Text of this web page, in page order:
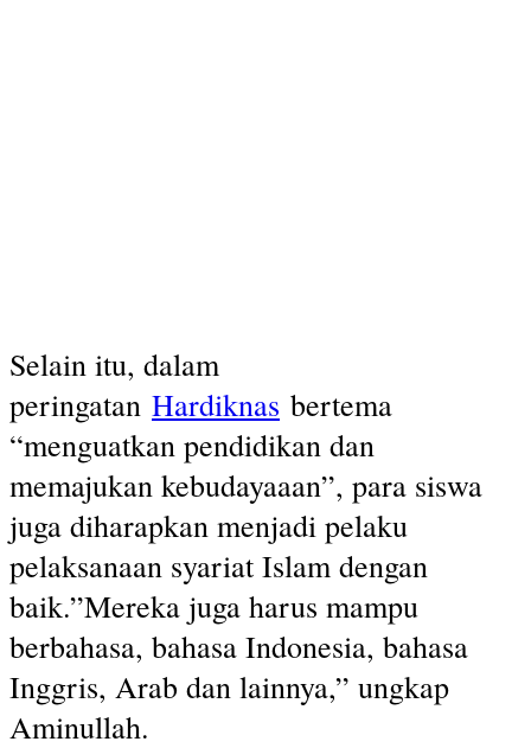
Selain itu, dalam
peringatan Hardiknas bertema
“menguatkan pendidikan dan
memajukan kebudayaaan”, para siswa
juga diharapkan menjadi pelaku
pelaksanaan syariat Islam dengan
baik.”Mereka juga harus mampu
berbahasa, bahasa Indonesia, bahasa
Inggris, Arab dan lainnya,” ungkap
Aminullah.